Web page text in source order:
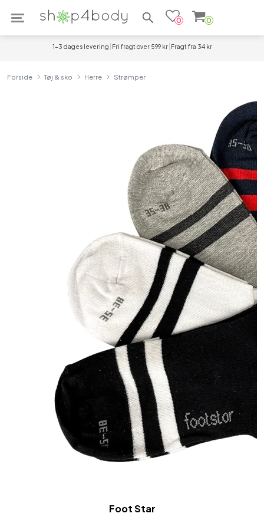
Søg efter produkter
0 0
1-3 dages levering Fri fragt over 599 kr Fragt fra 34 kr
Forside Tøj & sko Herre Strømper
Foot Star